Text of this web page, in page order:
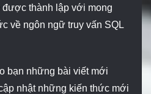
được thành lập với mong
về ngôn ngữ truy vấn SQL
bạn những bài viết mới
nhật những kiến thức mới